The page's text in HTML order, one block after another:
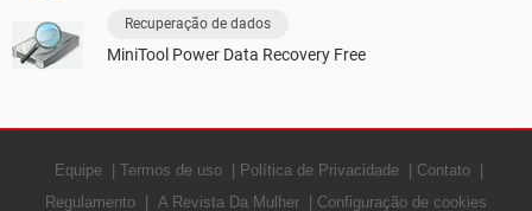
Recuperação de dados
MiniTool Power Data Recovery Free
Equipe Termos de uso Política de Privacidade
Contato
Regulamento
A Revista Da Mulher Configuração de cookies